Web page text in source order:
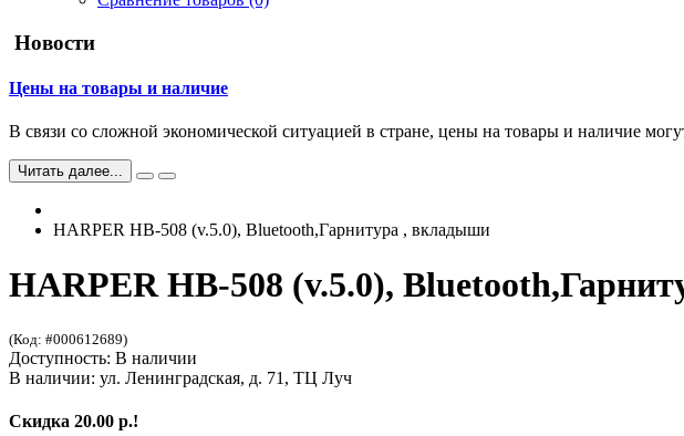
Новости
Цены на товары и наличие
В связи со сложной экономической ситуацией в стране, цены на товары и наличие
Читать далее...
HARPER HB-508 (v.5.0), Bluetooth,Гарнитура , вкладыши
HARPER HB-508 (v.5.0),
(Код: #000612689)
Доступность: В наличии
В наличии: ул. Ленинградская, д. 71, ТЦ Луч
Скидка 20.00 р.!